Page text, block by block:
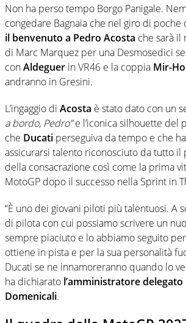
Non ha perso tempo Borgo Panigale.
congedare Bagnaia che nel giro di poche
il benvenuto a Pedro Acosta che sarà il
di Marc Marquez per una Desmosedici
conAldeguer in VR46 e la coppia Mir-
andranno in Gresini.
L’ingaggio di Acosta è stato dato con un
a bordo, Pedro”e l’iconica silhouette del
che Ducati perseguiva da tempo e che
assicurarsi talento riconosciuto da tutto il
della consacrazione così come la prima
MotoGP dopo il successo nella Sprint in
“È uno dei giovani piloti più talentuosi. A
di pilota con cui possiamo scrivere un
sempre piaciuto e lo abbiamo seguito
ottiene in pista e per la sua personalità
Ducati se ne innamoreranno quando lo
ha dichiarato l’amministratore delegato
Domenicali.